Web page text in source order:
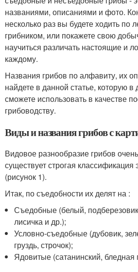
названиями, описаниями и фото.
несколько раз вы будете ходить по
грибником, или покажете свою
научиться различать настоящие и
каждому.
Названия грибов по алфавиту, их
найдете в данной статье, которую
сможете использовать в качестве
грибоводству.
Виды и названия грибов с
Видовое разнообразие грибов
существует строгая классификация
(рисунок 1).
Итак, по съедобности их делят на :
Съедобные (белый,
лисичка и др.);
Условно-съедобные (дубовик,
груздь, строчок);
Ядовитые (сатанинский, бледная